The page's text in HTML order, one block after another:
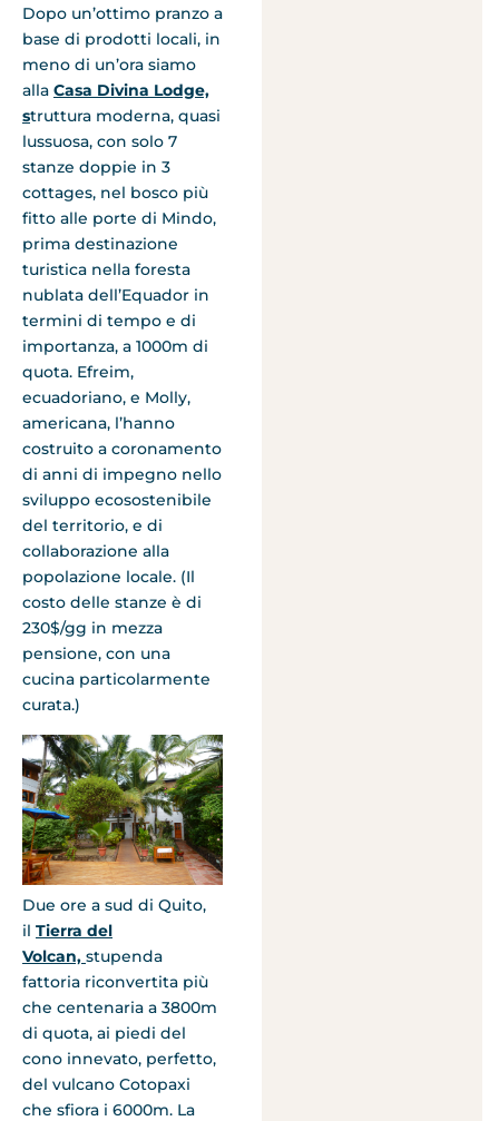
Dopo un’ottimo pranzo a
base di prodotti locali, in
meno di un’ora siamo
alla Casa Divina Lodge,
struttura moderna, quasi
lussuosa, con solo 7
stanze doppie in 3
cottages, nel bosco più
fitto alle porte di Mindo,
prima destinazione
turistica nella foresta
nublata dell’Equador in
termini di tempo e di
importanza, a 1000m di
quota. Efreim,
ecuadoriano, e Molly,
americana, l’hanno
costruito a coronamento
di anni di impegno nello
sviluppo ecosostenibile
del territorio, e di
collaborazione alla
popolazione locale. (Il
costo delle stanze è di
230$/gg in mezza
pensione, con una
cucina particolarmente
curata.)
Due ore a sud di Quito,
il Tierra del
Volcan, stupenda
fattoria riconvertita più
che centenaria a 3800m
di quota, ai piedi del
cono innevato, perfetto,
del vulcano Cotopaxi
che sfiora i 6000m. La